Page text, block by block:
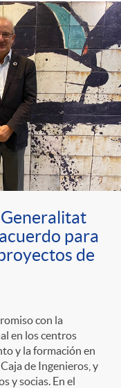
para
de
con la
en los centros
y la formación en
de Ingenieros, y
y socias. En el